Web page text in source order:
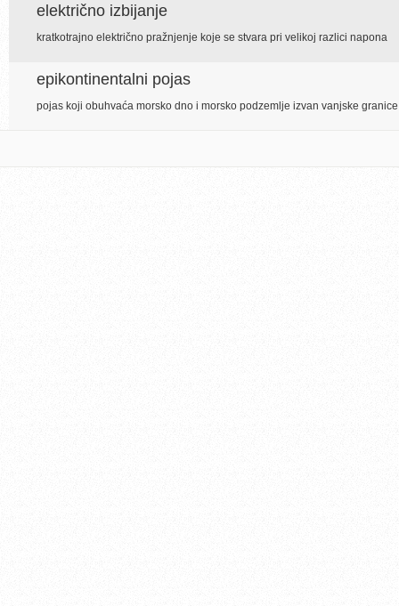
električno izbijanje
kratkotrajno električno pražnjenje koje se stvara pri velikoj razlici napona
epikontinentalni pojas
pojas koji obuhvaća morsko dno i morsko podzemlje izvan vanjske